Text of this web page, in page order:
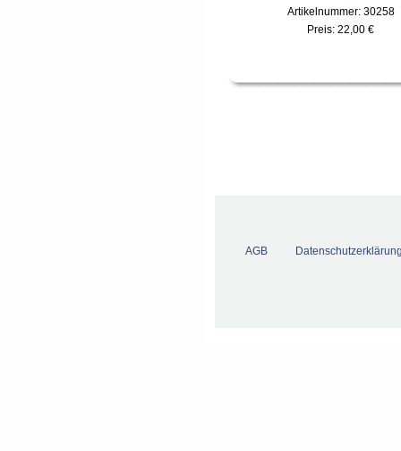
Artikelnummer: 30258
Preis: 22,00 €
AGB